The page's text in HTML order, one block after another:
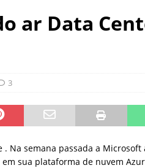
no WhatsApp privacidade ou novas
ar Data
3
Na semana passada a
sua plataforma de nuvem